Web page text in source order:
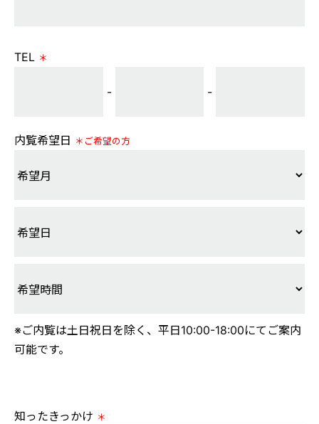
TEL ＊
- -
内覧希望日 ＊ご希望の方
※ご内覧は土日祝日を除く、平日10:00-18:00にてご案内
可能です。
知ったきっかけ ＊